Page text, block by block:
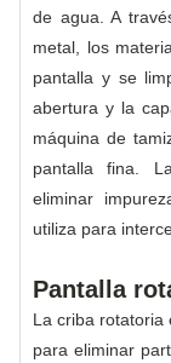
de agua. A
metal, los
pantalla y se
abertura y la
máquina de
pantalla fina.
eliminar
utiliza para
Pantalla
La criba rotatoria
para eliminar